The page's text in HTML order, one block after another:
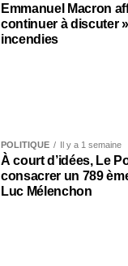
Emmanuel Macron
continuer à discuter
incendies
POLITIQUE Il y a 1 semaine
À court d’idées, Le
consacrer un 789
Luc Mélenchon